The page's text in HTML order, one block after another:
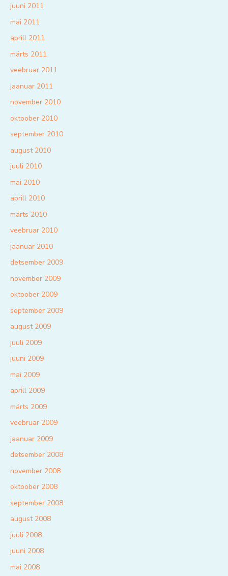
juuni 2011
mai 2011
aprill 2011
märts 2011
veebruar 2011
jaanuar 2011
november 2010
oktoober 2010
september 2010
august 2010
juuli 2010
mai 2010
aprill 2010
märts 2010
veebruar 2010
jaanuar 2010
detsember 2009
november 2009
oktoober 2009
september 2009
august 2009
juuli 2009
juuni 2009
mai 2009
aprill 2009
märts 2009
veebruar 2009
jaanuar 2009
detsember 2008
november 2008
oktoober 2008
september 2008
august 2008
juuli 2008
juuni 2008
mai 2008